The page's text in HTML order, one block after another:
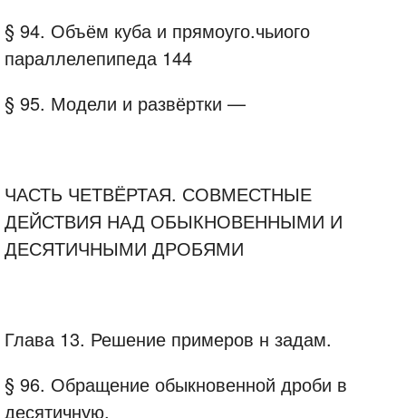
§ 94. Объём куба и прямоуго.чьиого
параллелепипеда 144
§ 95. Модели и развёртки —
ЧАСТЬ ЧЕТВЁРТАЯ. СОВМЕСТНЫЕ
ДЕЙСТВИЯ НАД ОБЫКНОВЕННЫМИ И
ДЕСЯТИЧНЫМИ ДРОБЯМИ
Глава 13. Решение примеров н задам.
§ 96. Обращение обыкновенной дроби в
десятичную.